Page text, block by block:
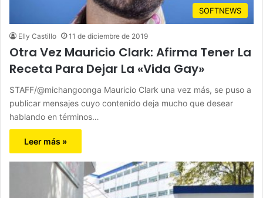
SOFTNEWS
Elly Castillo 11 de diciembre de 2019
Otra Vez Mauricio Clark: Afirma Tener La
Receta Para Dejar La «Vida Gay»
STAFF/@michangoonga Mauricio Clark una vez más, se puso a
publicar mensajes cuyo contenido deja mucho que desear
hablando en términos…
Leer más »